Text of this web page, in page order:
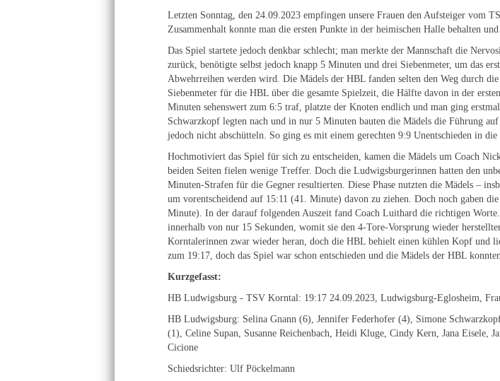
Letzten Sonntag, den 24.09.2023 empfingen unsere Frauen den Aufsteiger vom
Zusammenhalt konnte man die ersten Punkte in der heimischen Halle behalten
Das Spiel startete jedoch denkbar schlecht; man merkte der Mannschaft die
zurück, benötigte selbst jedoch knapp 5 Minuten und drei Siebenmeter, um das
Abwehrreihen werden wird. Die Mädels der HBL fanden selten den Weg durch
Siebenmeter für die HBL über die gesamte Spielzeit, die Hälfte davon in der
Minuten sehenswert zum 6:5 traf, platzte der Knoten endlich und man ging
Schwarzkopf legten nach und in nur 5 Minuten bauten die Mädels die Führung
jedoch nicht abschütteln. So ging es mit einem gerechten 9:9 Unentschieden in die
Hochmotiviert das Spiel für sich zu entscheiden, kamen die Mädels um Coach
beiden Seiten fielen wenige Treffer. Doch die Ludwigsburgerinnen hatten den
Minuten-Strafen für die Gegner resultierten. Diese Phase nutzten die Mädels –
um vorentscheidend auf 15:11 (41. Minute) davon zu ziehen. Doch noch gaben
Minute). In der darauf folgenden Auszeit fand Coach Luithard die richtigen
innerhalb von nur 15 Sekunden, womit sie den 4-Tore-Vorsprung wieder
Korntalerinnen zwar wieder heran, doch die HBL behielt einen kühlen Kopf und
zum 19:17, doch das Spiel war schon entschieden und die Mädels der HBL
Kurzgefasst:
HB Ludwigsburg - TSV Korntal: 19:17 24.09.2023, Ludwigsburg-Eglosheim,
HB Ludwigsburg: Selina Gnann (6), Jennifer Federhofer (4), Simone
(1), Celine Supan, Susanne Reichenbach, Heidi Kluge, Cindy Kern, Jana
Cicione
Schiedsrichter: Ulf Pöckelmann